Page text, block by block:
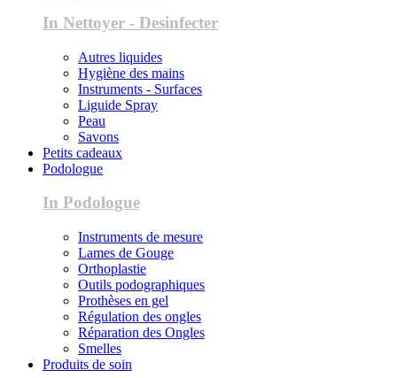
In Nettoyer - Desinfecter
Autres liquides
Hygiène des mains
Instruments - Surfaces
Liguide Spray
Peau
Savons
Petits cadeaux
Podologue
In Podologue
Instruments de mesure
Lames de Gouge
Orthoplastie
Outils podographiques
Prothèses en gel
Régulation des ongles
Réparation des Ongles
Smelles
Produits de soin